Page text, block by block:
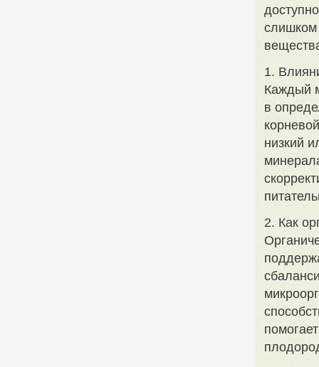
слишком
1.
Каждый
в
низкий
2. Как